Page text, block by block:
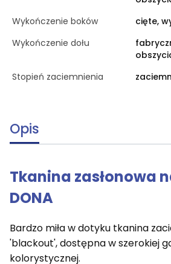
Wykończenie boków
cięte,
Wykończenie dołu
Stopień zaciemnienia
Opis
Tkanina zasłonowa
DONA
Bardzo miła w dotyku tkanina
'blackout', dostępna w szerokiej
kolorystycznej.